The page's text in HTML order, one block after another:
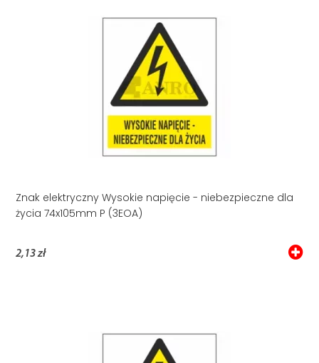
Znak elektryczny Wysokie napięcie - niebezpieczne dla
życia 74x105mm P (3EOA)
2,13 zł